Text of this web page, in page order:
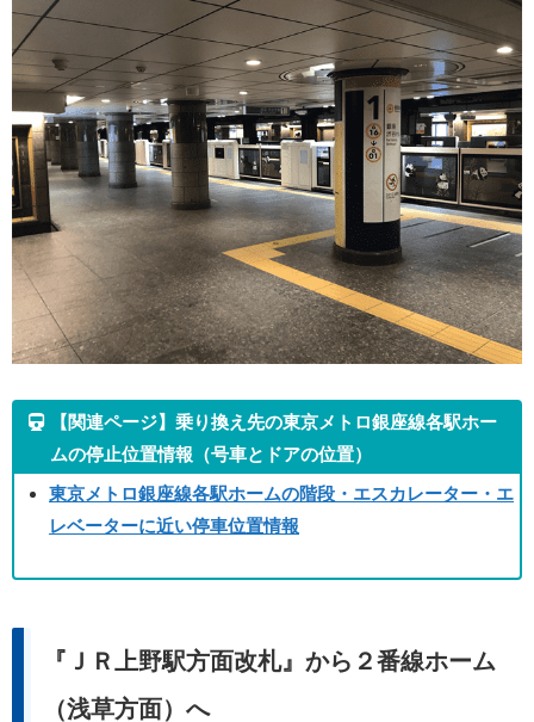
【関連ページ】乗り換え先の東京メトロ銀座線各駅ホー
ムの停止位置情報（号車とドアの位置）
東京メトロ銀座線各駅ホームの階段・エスカレーター・エ
レベーターに近い停車位置情報
『ＪＲ上野駅方面改札』から２番線ホーム
（浅草方面）へ